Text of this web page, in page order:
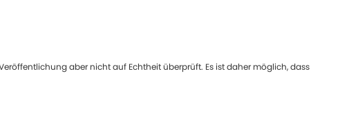
aber nicht auf Echtheit überprüft. Es ist daher möglich, dass